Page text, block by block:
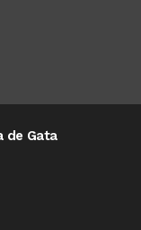
de Gata